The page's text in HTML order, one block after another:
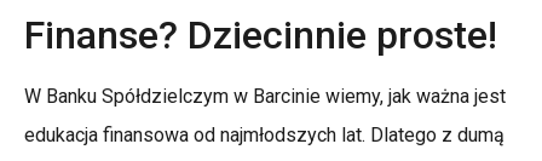
Finanse? Dziecinnie proste!
W Banku Spółdzielczym w Barcinie wiemy, jak ważna jest
edukacja finansowa od najmłodszych lat. Dlatego z dumą